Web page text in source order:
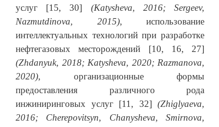
услуг [15, 30] (Katysheva, 2016; Sergeev,
Nazmutdinova, 2015), использование
интеллектуальных технологий при разработке
нефтегазовых месторождений [10, 16, 27]
(Zhdanyuk, 2018; Katysheva, 2020; Razmanova,
2020), организационные формы
предоставления различного рода
инжиниринговых услуг [11, 32] (Zhiglyaeva,
2016;
Cherepovitsyn, Chanysheva, Smirnova,